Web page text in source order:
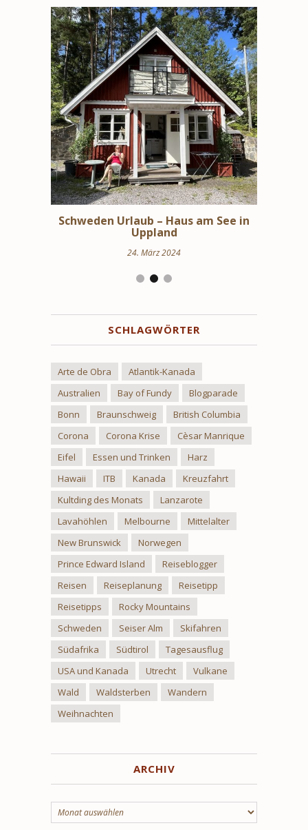
Schweden Urlaub – Haus am See in
Uppland
24. März 2024
SCHLAGWÖRTER
Arte de Obra
Atlantik-Kanada
Australien
Bay of Fundy
Blogparade
Bonn
Braunschweig
British Columbia
Corona
Corona Krise
Cèsar Manrique
Eifel
Essen und Trinken
Harz
Hawaii
ITB Kanada
Kreuzfahrt
Kultding des Monats
Lanzarote
Lavahöhlen
Melbourne
Mittelalter
New Brunswick
Norwegen
Prince Edward Island
Reiseblogger
Reisen
Reiseplanung
Reisetipp
Reisetipps
Rocky Mountains
Schweden
Seiser Alm
Skifahren
Südafrika
Südtirol
Tagesausflug
USA und Kanada
Utrecht
Vulkane
Wald
Waldsterben
Wandern
Weihnachten
ARCHIV
Archiv